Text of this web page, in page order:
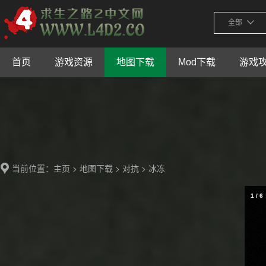
全部
首页 游戏资源 地图下载 Mod下载 游戏
当前位置： 主页 > 地图下载 > 对抗 > 冰冻
1 / 6